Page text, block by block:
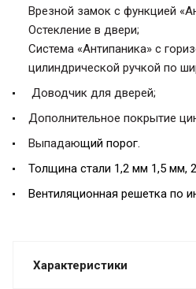
Врезной замок с функцией
Остекление в двери;
Система «Антипаника» с
цилиндрической ручкой по
Доводчик для дверей;
Дополнительное покрытие
Выпадающий порог.
Толщина стали 1,2 мм 1,5 мм,
Вентиляционная решетка по
Характеристики